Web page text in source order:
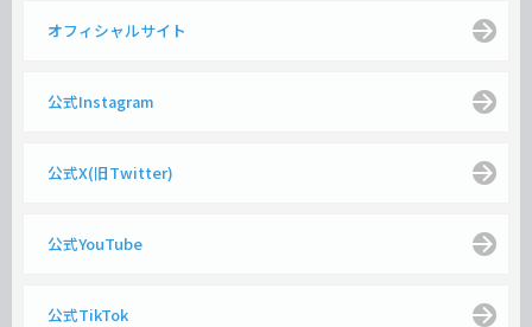
オフィシャルサイト
公式Instagram
公式X(旧Twitter)
公式YouTube
公式TikTok